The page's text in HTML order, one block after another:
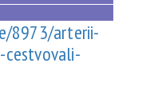
8973/arterii-
cestvovali-